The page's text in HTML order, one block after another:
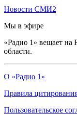
Новости СМИ2
Мы в эфире
«Радио 1» вещает на
области.
О «Радио 1»
Правила
Пользовательское